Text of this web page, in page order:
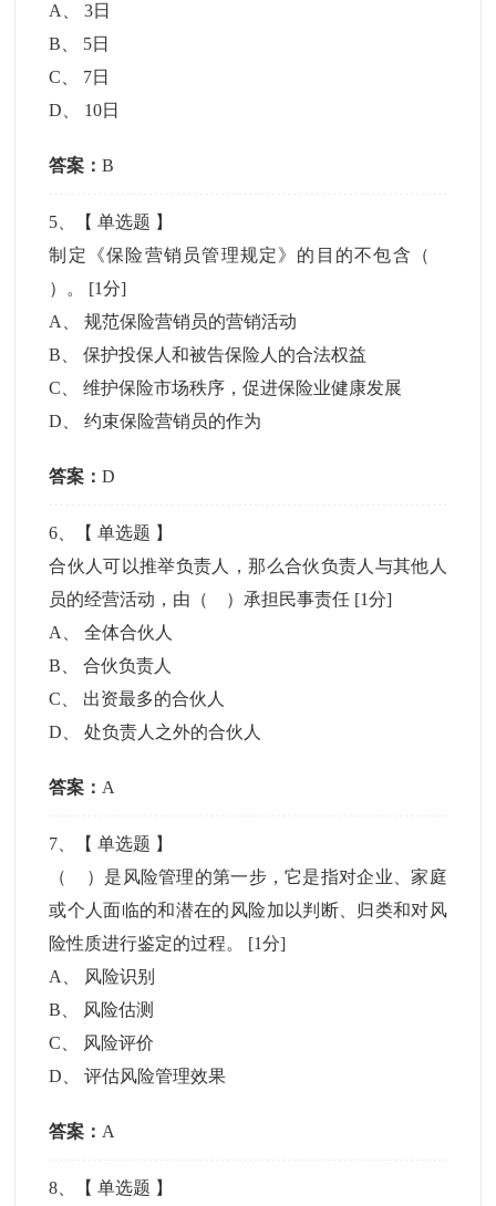
A
、3日
B
5日
C
7日
D
10日
答案：B
5 、【单选题 】
制定《保险营销员管理规定》的目的不包含（
）。 [1分]
A
、规范保险营销员的营销活动
B 、保护投保人和被告保险人的合法权益
C 、维护保险市场秩序，促进保险业健康发展
D 、约束保险营销员的作为
答案：D
6 、【单选题 】
合伙人可以推举负责人，那么合伙负责人与其他人
员的经营活动，由（ ）承担民事责任 [1分]
A
、全体合伙人
B 、合伙负责人
C
出资最多的合伙人
D 、处负责人之外的合伙人
答案： A
7 、【单选题 】
（ ）是风险管理的第一步，它是指对企业、家庭
或个人面临的和潜在的风险加以判断、归类和对风
险性质进行鉴定的过程。 [1分]
A
风险识别
B
风险估测
C
风险评价
D 、评估风险管理效果
答案： A
8 、【单选题 】